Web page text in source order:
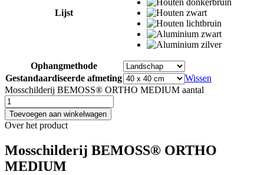
Lijst
Ophangmethode
Gestandaardiseerde afmeting
Wissen
Mosschilderij BEMOSS® ORTHO MEDIUM aantal
Toevoegen aan winkelwagen
Over het product
Mosschilderij BEMOSS® ORTHO
MEDIUM